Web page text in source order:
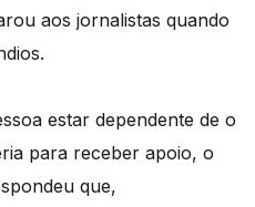
aos jornalistas quando
estar dependente de o
para receber apoio, o
que,